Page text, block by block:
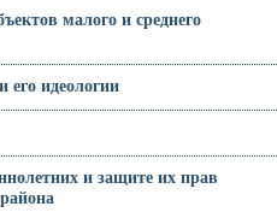
малого и среднего
его идеологии
и защите их прав